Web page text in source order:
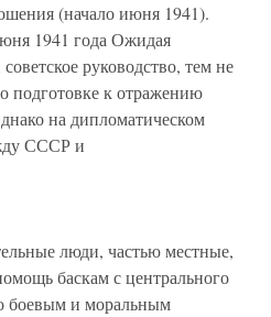
(начало июня 1941).
1941 года Ожидая
руководство, тем не
подготовке к отражению
на дипломатическом
СССР и
люди, частью местные,
баскам с центрального
боевым и моральным